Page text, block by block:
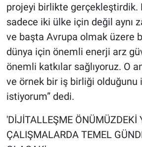
projeyi birlikte gerçekleştirdik.
sadece iki ülke için değil aynı
ve başta Avrupa olmak üzere
dünya için önemli enerji arz
önemli katkılar sağlıyoruz. O
ve örnek bir iş birliği olduğunu
istiyorum” dedi.
'DİJİTALLEŞME ÖNÜMÜZDEKİ
ÇALIŞMALARDA TEMEL